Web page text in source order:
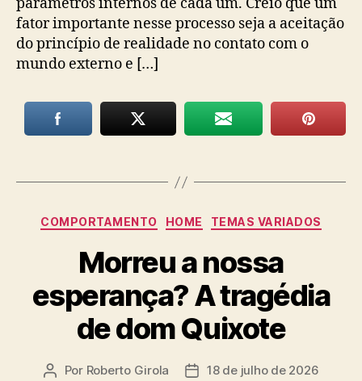
fator importante nesse processo seja a aceitação
do princípio de realidade no contato com o
mundo externo e […]
Categorias
COMPORTAMENTO HOME TEMAS VARIADOS
Morreu a nossa
esperança? A tragédia
de dom Quixote
Autor
Por Roberto Girola
Data18 de julho de 2026